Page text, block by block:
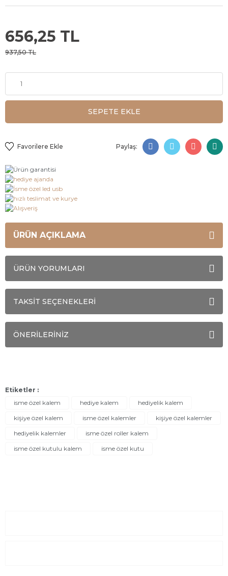
656,25 TL
937,50 TL
SEPETE EKLE
Paylaş:
ÜRÜN AÇIKLAMA
ÜRÜN YORUMLARI
TAKSİT SEÇENEKLERİ
ÖNERİLERİNİZ
Etiketler :
isme özel kalem
hediye kalem
hediyelik kalem
kişiye özel kalem
isme özel kalemler
kişiye özel kalemler
hediyelik kalemler
isme özel roller kalem
isme özel kutulu kalem
isme özel kutu